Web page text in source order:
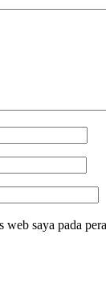
web saya pada